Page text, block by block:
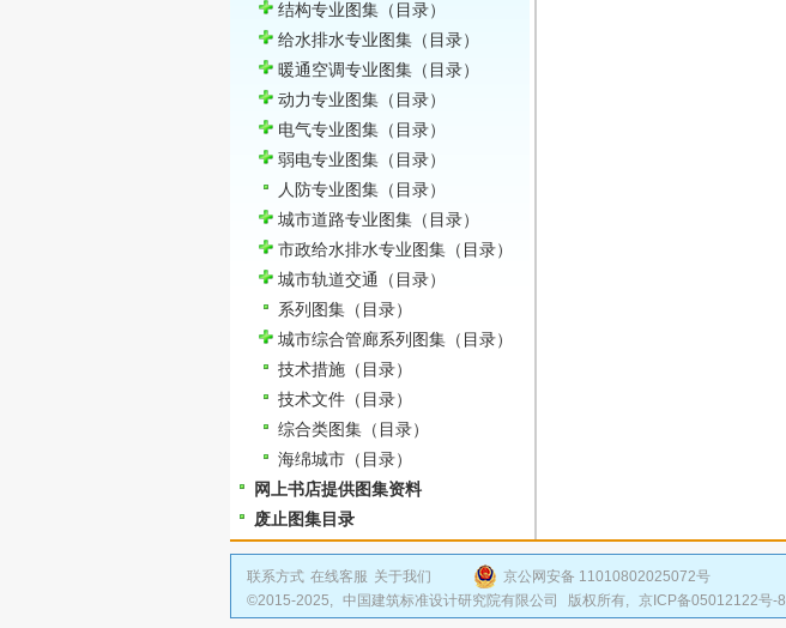
结构专业图集 （目录）
给水排水专业图集 （目录）
暖通空调专业图集 （目录）
动力专业图集 （目录）
电气专业图集 （目录）
弱电专业图集 （目录）
人防专业图集 （目录）
城市道路专业图集 （目录）
市政给水排水专业图集 （目录）
城市轨道交通
（目录）
系列图集 （目录）
城市综合管廊系列图集 （目录）
技术措施 （目录）
技术文件 （目录）
综合类图集 （目录）
海绵城市 （目录）
网上书店提供图集资料
废止图集目录
联系方式 在线客服 关于我们
京公网安备 11010802025072号
©2015-2025, 中国建筑标准设计研究院有限公司 版权所有, 京ICP备05012122号-8